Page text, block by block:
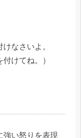
なさいよ。
けてね。）
強い怒りを表現